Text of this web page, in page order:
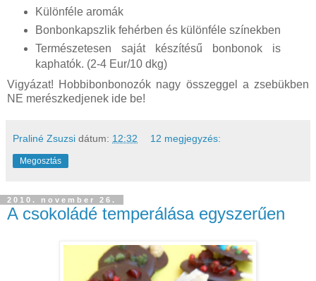
Különféle aromák
Bonbonkapszlik fehérben és különféle színekben
Természetesen saját készítésű bonbonok is
kaphatók. (2-4 Eur/10 dkg)
Vigyázat! Hobbibonbonozók nagy összeggel a zsebükben
NE merészkedjenek ide be!
Praliné Zsuzsi dátum: 12:32 12 megjegyzés:
Megosztás
2010. november 26.
A csokoládé temperálása egyszerűen